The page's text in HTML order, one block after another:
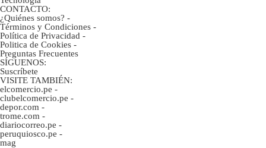
CONTACTO:
¿Quiénes somos? -
Términos y Condiciones -
Política de Privacidad -
Politica de Cookies -
Preguntas Frecuentes
SÍGUENOS:
Suscríbete
VISITE TAMBIÉN:
elcomercio.pe -
clubelcomercio.pe -
depor.com -
trome.com -
diariocorreo.pe -
peruquiosco.pe -
mag